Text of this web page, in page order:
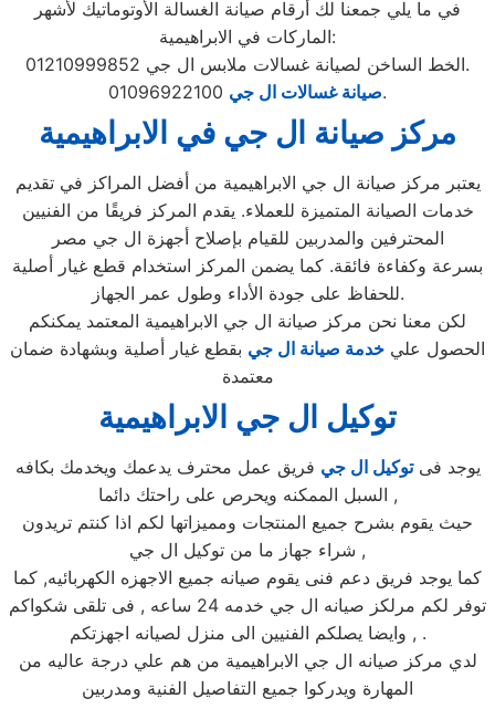
في ما يلي جمعنا لك أرقام صيانة الغسالة الأوتوماتيك لأشهر
الماركات في الابراهيمية:
الخط الساخن لصيانة غسالات ملابس ال جي 01210999852.
صيانة غسالات ال جي01096922100.
مركز صيانة ال جي في الابراهيمية
يعتبر مركز صيانة ال جي الابراهيمية من أفضل المراكز في تقديم
خدمات الصيانة المتميزة للعملاء. يقدم المركز فريقًا من الفنيين
المحترفين والمدربين للقيام بإصلاح أجهزة ال جي مصر
بسرعة وكفاءة فائقة. كما يضمن المركز استخدام قطع غيار أصلية
للحفاظ على جودة الأداء وطول عمر الجهاز.
لكن معنا نحن مركز صيانة ال جي الابراهيمية المعتمد يمكنكم
الحصول علي خدمة صيانة ال جي بقطع غيار أصلية وبشهادة ضمان
معتمدة
توكيل ال جي الابراهيمية
يوجد فىتوكيل ال جي فريق عمل محترف يدعمك ويخدمك بكافه
السبل الممكنه ويحرص على راحتك دائما ,
حيث يقوم بشرح جميع المنتجات ومميزاتها لكم اذا كنتم تريدون
شراء جهاز ما من توكيل ال جي ,
كما يوجد فريق دعم فنى يقوم صيانه جميع الاجهزه الكهربائيه, كما
توفر لكم مرلكز صيانه ال جي خدمه 24 ساعه , فى تلقى شكواكم
, وايضا يصلكم الفنيين الى منزل لصيانه اجهزتكم .
لدي مركز صيانه ال جي الابراهيمية من هم علي درجة عاليه من
المهارة ويدركوا جميع التفاصيل الفنية ومدربين